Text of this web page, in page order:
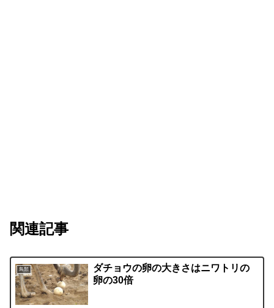
関連記事
鳥類
ダチョウの卵の大きさはニワトリの
卵の30倍